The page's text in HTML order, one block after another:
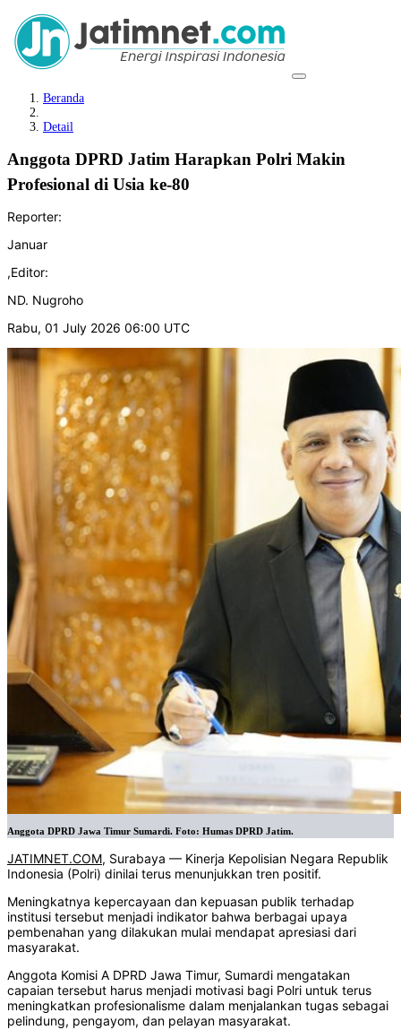
Beranda
Detail
Anggota DPRD Jatim Harapkan Polri Makin
Profesional di Usia ke-80
Reporter:
Januar
,Editor:
ND. Nugroho
Rabu, 01 July 2026 06:00 UTC
Anggota DPRD Jawa Timur Sumardi. Foto: Humas DPRD Jatim.
JATIMNET.COM, Surabaya –– Kinerja Kepolisian Negara Republik
Indonesia (Polri) dinilai terus menunjukkan tren positif.
Meningkatnya kepercayaan dan kepuasan publik terhadap
institusi tersebut menjadi indikator bahwa berbagai upaya
pembenahan yang dilakukan mulai mendapat apresiasi dari
masyarakat.
Anggota Komisi A DPRD Jawa Timur, Sumardi mengatakan
capaian tersebut harus menjadi motivasi bagi Polri untuk terus
meningkatkan profesionalisme dalam menjalankan tugas sebagai
pelindung, pengayom, dan pelayan masyarakat.